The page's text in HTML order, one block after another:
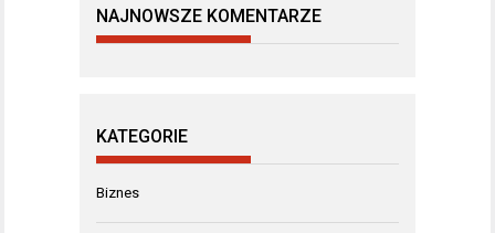
NAJNOWSZE KOMENTARZE
KATEGORIE
Biznes